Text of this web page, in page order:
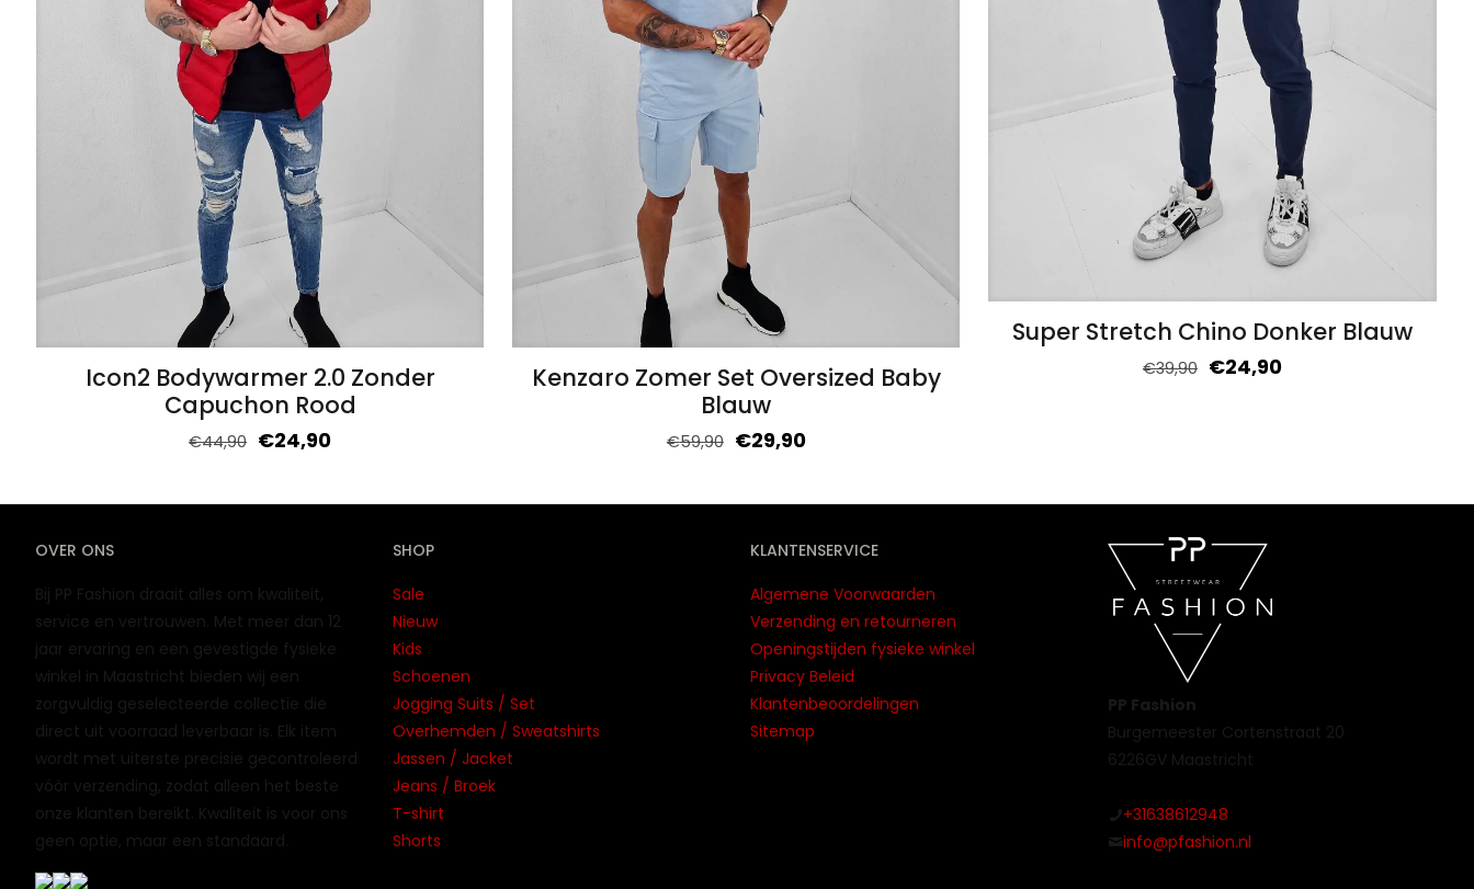
Icon2 Bodywarmer 2.0 Zonder
Capuchon Rood
€44,90 €24,90
Kenzaro Zomer Set Oversized Baby
Blauw
€59,90 €29,90
Super Stretch Chino Donker Blauw
€39,90 €24,90
OVER ONS
Bij PP Fashion draait alles om kwaliteit,
service en vertrouwen. Met meer dan 12
jaar ervaring en een gevestigde fysieke
winkel in Maastricht bieden wij een
zorgvuldig geselecteerde collectie die
direct uit voorraad leverbaar is. Elk item
wordt met uiterste precisie gecontroleerd
vóór verzending, zodat alleen het beste
onze klanten bereikt. Kwaliteit is voor ons
geen optie, maar een standaard.
SHOP
Sale
Nieuw
Kids
Schoenen
Jogging Suits / Set
Overhemden / Sweatshirts
Jassen / Jacket
Jeans / Broek
T-shirt
Shorts
KLANTENSERVICE
Algemene Voorwaarden
Verzending en retourneren
Openingstijden fysieke winkel
Privacy Beleid
Klantenbeoordelingen
Sitemap
PP Fashion
Burgemeester Cortenstraat 20
6226GV Maastricht
+31638612948
info@pfashion.nl